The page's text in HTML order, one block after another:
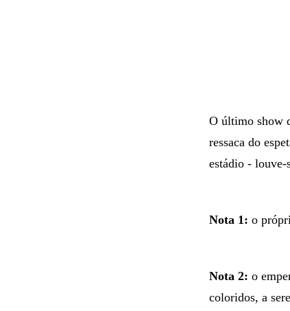
O último show
ressaca do
estádio - louve-
Nota 1: o
Nota 2: o
coloridos, a